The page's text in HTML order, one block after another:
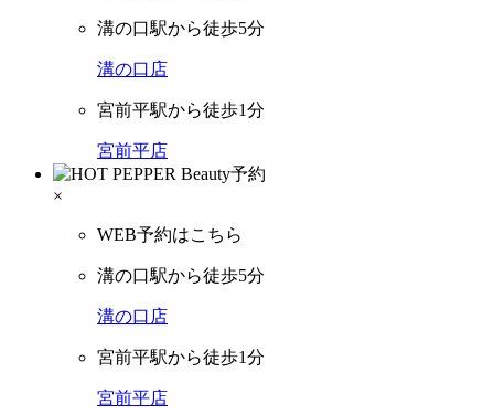
溝の口駅から徒歩5分
溝の口店
宮前平駅から徒歩1分
宮前平店
×
WEB予約はこちら
溝の口駅から徒歩5分
溝の口店
宮前平駅から徒歩1分
宮前平店